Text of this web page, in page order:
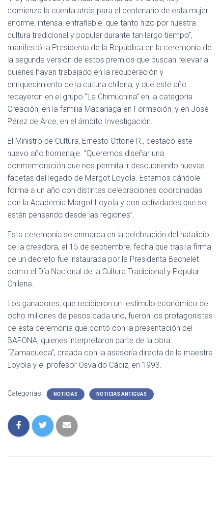
N
comienza la cuenta atrás para el centenario de esta mujer
enorme, intensa, entrañable, que tanto hizo por nuestra
cultura tradicional y popular durante tan largo tiempo”,
manifestó la Presidenta de la República en la ceremonia de
la segunda versión de estos premios que buscan relevar a
quienes hayan trabajado en la recuperación y
enriquecimiento de la cultura chilena, y que este año
recayeron en el grupo “La Chimuchina” en la categoría
Creación, en la familia Madariaga en Formación, y en José
Pérez de Arce, en el ámbito Investigación.
El Ministro de Cultura, Ernesto Ottone R., destacó este
nuevo año homenaje. “Queremos diseñar una
conmemoración que nos permita ir descubriendo nuevas
facetas del legado de Margot Loyola. Estamos dándole
forma a un año con distintas celebraciones coordinadas
con la Academia Margot Loyola y con actividades que se
están pensando desde las regiones”.
Esta ceremonia se enmarca en la celebración del natalicio
de la creadora, el 15 de septiembre, fecha que tras la firma
de un decreto fue instaurada por la Presidenta Bachelet
como el Día Nacional de la Cultura Tradicional y Popular
Chilena.
Los ganadores, que recibieron un estímulo económico de
ocho millones de pesos cada uno, fueron los protagonistas
de esta ceremonia que contó con la presentación del
BAFONA, quienes interpretaron parte de la obra
“Zamacueca”, creada con la asesoría directa de la maestra
Loyola y el profesor Osvaldo Cádiz, en 1993.
Categorías: NOTICIAS NOTICIAS ANTIGUAS